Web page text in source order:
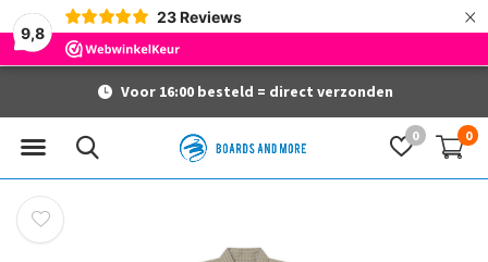
9,8
23 Reviews ×
0 0
Voor 16:00 besteld = direct verzonden